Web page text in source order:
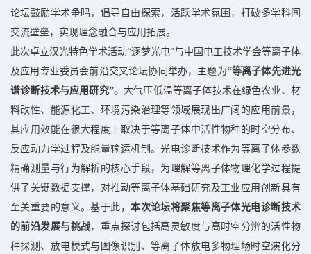
论坛鼓励学术争鸣，倡导自由探索，活跃学术氛围，打破多学科间
交流壁垒，实现理念融合与应用拓展。
此次卓立汉光特色学术活动“逐梦光电”与中国电工技术学会等离子体
及应用专业委员会前沿交叉论坛协同举办，主题为“等离子体先进光
谱诊断技术与应用研究”。大气压低温等离子体技术在绿色农业、材
料改性、能源化工、环境污染治理等领域展现出广阔的应用前景，
其应用效能在很大程度上取决于等离子体中活性物种的时空分布、
反应动力学过程及能量输运机制。光电诊断技术作为等离子体参数
精确测量与行为解析的核心手段，为理解等离子体物理化学过程提
供了关键数据支撑，对推动等离子体基础研究及工业应用创新具有
至关重要的意义。基于此，本次论坛将聚焦等离子体光电诊断技术
的前沿发展与挑战，重点探讨包括高灵敏度与高时空分辨的活性物
种探测、放电模式与图像识别、等离子体放电多物理场时空演化分